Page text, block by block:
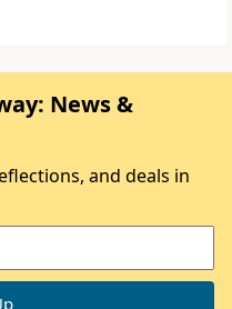
News &
and deals in